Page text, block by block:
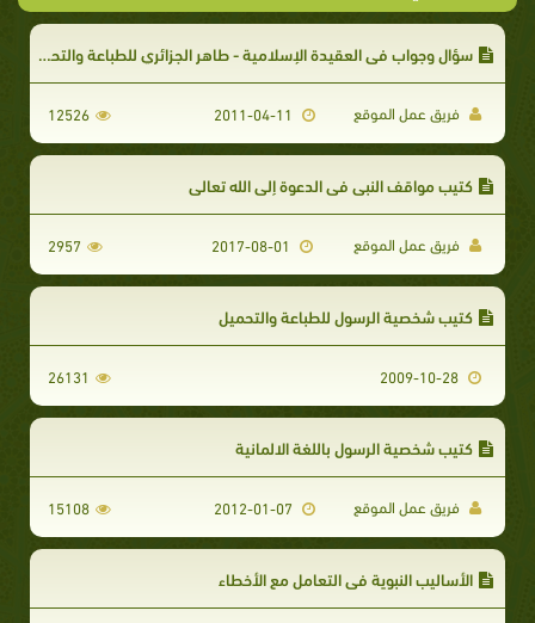
سؤال وجواب في العقيدة الإسلامية - طاهر الجزائري للطباعة والتحميل
فريق عمل الموقع 12526
كتيب مواقف النبي في الدعوة إلى الله تعالى
فريق عمل الموقع 2957
كتيب شخصية الرسول للطباعة والتحميل
26131
كتيب شخصية الرسول باللغة الالمانية
فريق عمل الموقع 15108
الأساليب النبوية في التعامل مع الأخطاء